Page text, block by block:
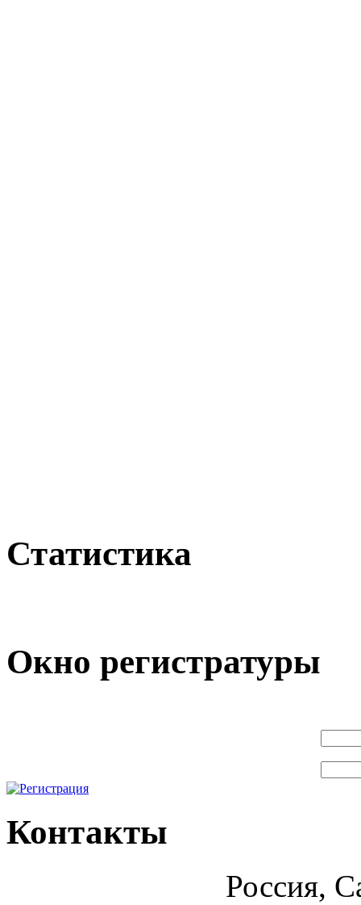
Статистика
Окно регистратуры
Контакты
Россия,